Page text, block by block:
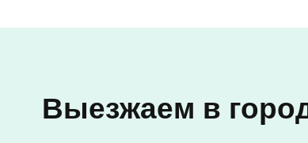
Выезжаем в